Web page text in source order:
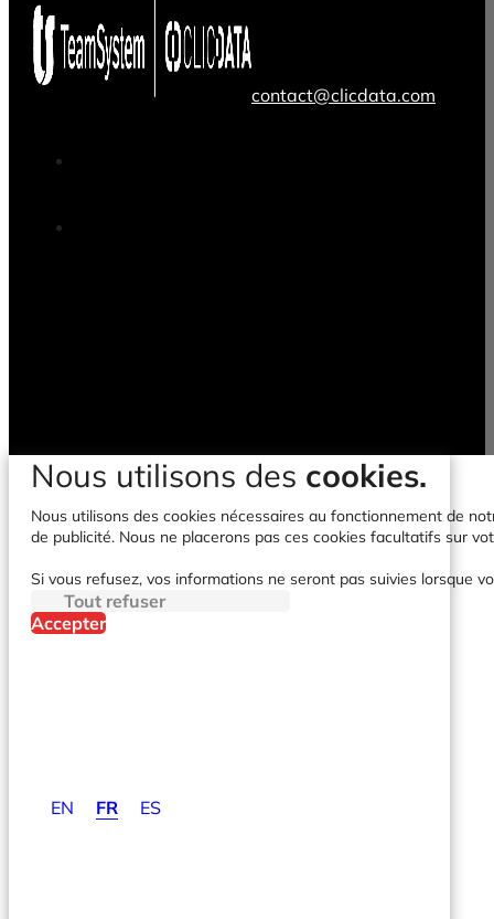
contact@clicdata.com
EN FR ES
Nous utilisons des cookies.
Nous utilisons des cookies nécessaires au fonctionnement de
de publicité. Nous ne placerons pas ces cookies facultatifs sur
Si vous refusez, vos informations ne seront pas suivies lorsque
Tout refuser
Accepter